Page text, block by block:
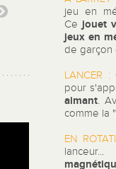
jeu en
Ce jouet
jeux en
de garçon
LANCER :
pour
aimant.
comme la
EN